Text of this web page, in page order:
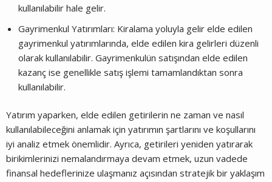
kullanılabilir hale gelir.
Gayrimenkul Yatırımları: Kiralama yoluyla gelir elde edilen
gayrimenkul yatırımlarında, elde edilen kira gelirleri düzenli
olarak kullanılabilir. Gayrimenkulün satışından elde edilen
kazanç ise genellikle satış işlemi tamamlandıktan sonra
kullanılabilir.
Yatırım yaparken, elde edilen getirilerin ne zaman ve nasıl
kullanılabileceğini anlamak için yatırımın şartlarını ve koşullarını
iyi analiz etmek önemlidir. Ayrıca, getirileri yeniden yatırarak
birikimlerinizi nemalandırmaya devam etmek, uzun vadede
finansal hedeflerinize ulaşmanız açısından stratejik bir yaklaşım